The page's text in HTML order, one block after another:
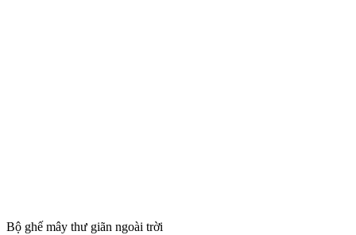
Bộ ghế mây thư giãn ngoài trời